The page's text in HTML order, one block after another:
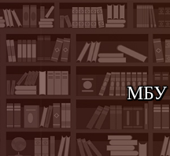
МБУ